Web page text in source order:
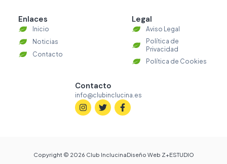
Enlaces
Inicio
Noticias
Contacto
Legal
Aviso Legal
Política de
Privacidad
Política de Cookies
Contacto
info@clubinclucina.es
Copyright © 2026 Club InclucinaDiseño Web Z+ESTUDIO